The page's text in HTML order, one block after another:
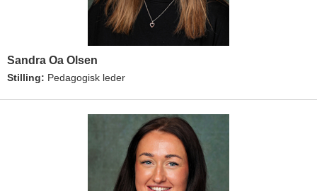
Sandra Oa Olsen
Stilling: Pedagogisk leder